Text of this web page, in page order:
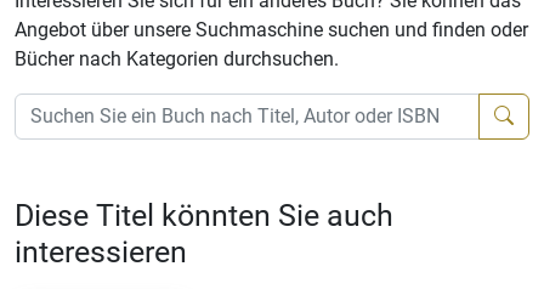
Angebot über unsere Suchmaschine suchen und finden oder
Bücher nach Kategorien durchsuchen.
Diese Titel könnten Sie auch
interessieren